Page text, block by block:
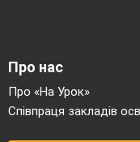
Про нас
Про «На Урок»
Співпраця закладів